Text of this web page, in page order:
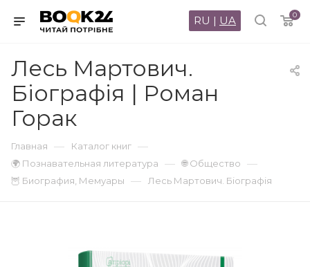
0
RU | UA
Лесь Мартович.
Біографія | Роман
Горак
Главная — Каталог книг —
🌍 Познавательная литература — 🌐 Общество —
🦉 Биография, Мемуары — Лесь Мартович. Біографія